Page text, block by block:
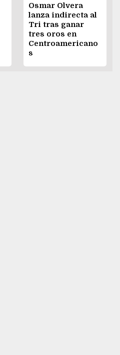
Osmar Olvera
lanza indirecta al
Tri tras ganar
tres oros en
Centroamericano
s